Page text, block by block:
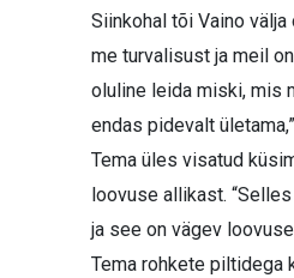
Siinkohal tõi Vaino
me turvalisust ja meil
oluline leida miski, mis
endas pidevalt
Tema üles visatud
loovuse allikast.
ja see on vägev
Tema rohkete piltidega